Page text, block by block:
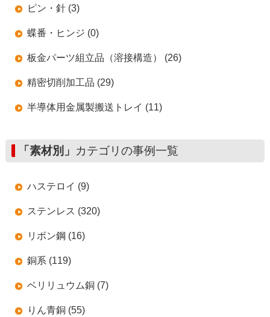
ピン・針 (3)
蝶番・ヒンジ (0)
板金パーツ組立品（溶接構造） (26)
精密切削加工品 (29)
半導体用金属製搬送トレイ (11)
「素材別」 カテゴリの事例一覧
ハステロイ (9)
ステンレス (320)
リボン鋼 (16)
銅系 (119)
ベリリュウム銅 (7)
りん青銅 (55)